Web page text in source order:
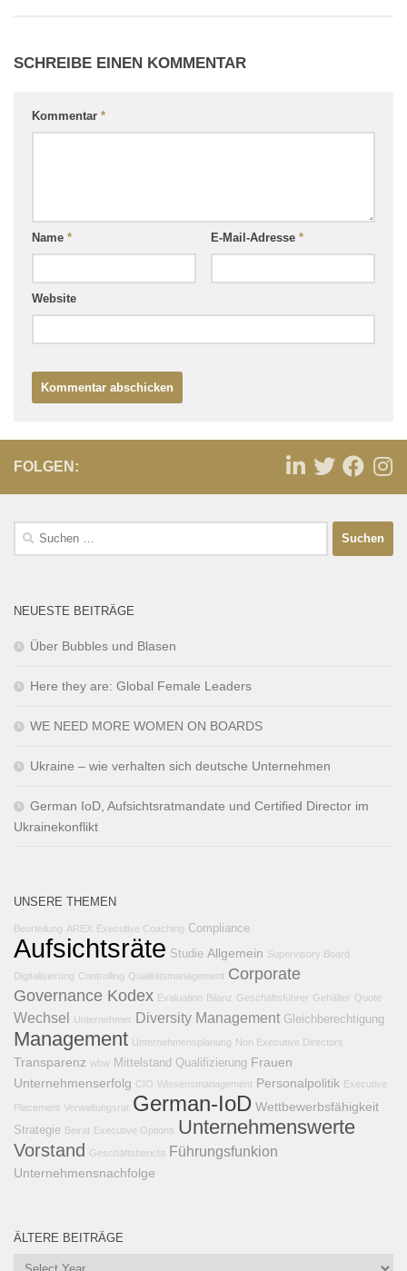
SCHREIBE EINEN KOMMENTAR
Kommentar *
Name * E-Mail-Adresse *
Website
FOLGEN:
NEUESTE BEITRÄGE
Über Bubbles und Blasen
Here they are: Global Female Leaders
WE NEED MORE WOMEN ON BOARDS
Ukraine – wie verhalten sich deutsche Unternehmen
German IoD, Aufsichtsratmandate und Certified Director im
Ukrainekonflikt
UNSERE THEMEN
Beurteilung AREX Executive Coaching Compliance
Aufsichtsräte Studie Allgemein Supervisory Board
Digitalisierung Controlling Qualitätsmanagement Corporate
Governance Kodex Evaluation Bilanz Geschäftsführer Gehälter Quote
Wechsel Unternehmer Diversity Management Gleichberechtigung
Management Unternehmensplanung Non Executive Directors
Transparenz wbw Mittelstand Qualifizierung Frauen
Unternehmenserfolg CIO Wissensmanagement Personalpolitik Executive
Placement Verwaltungsrat German-IoD Wettbewerbsfähigkeit
Strategie Beirat Executive Options Unternehmenswerte
Vorstand Geschäftsbericht Führungsfunkion
Unternehmensnachfolge
ÄLTERE BEITRÄGE